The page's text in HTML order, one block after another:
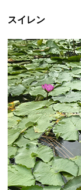
スタッフ日記♡
ださい♡